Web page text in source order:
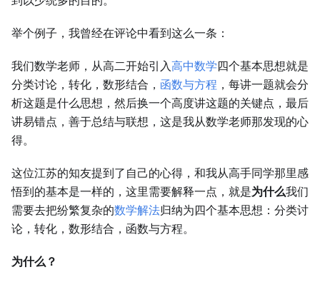
举个例子，我曾经在评论中看到这么一条：
我们数学老师，从高二开始引入高中数学四个基本思想就是
分类讨论，转化，数形结合， 函数与方程 ，每讲一题就会分
析这题是什么思想，然后换一个高度讲这题的关键点，最后
讲易错点，善于总结与联想，这是我从数学老师那发现的心
得。
这位江苏的知友提到了自己的心得，和我从高手同学那里感
悟到的基本是一样的，这里需要解释一点，就是为什么我们
需要去把纷繁复杂的数学解法归纳为四个基本思想：分类讨
论，转化，数形结合，函数与方程。
为什么？